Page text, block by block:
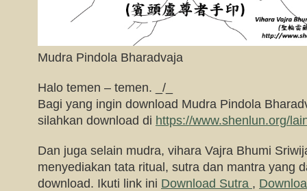
Mudra Pindola Bharadvaja
Halo temen – temen. _/_
Bagi yang ingin download Mudra Pindola
silahkan download di https://www.shenlun.org/
Dan juga selain mudra, vihara Vajra Bhumi
menyediakan tata ritual, sutra dan mantra yang
download. Ikuti link ini Download Sutra ,